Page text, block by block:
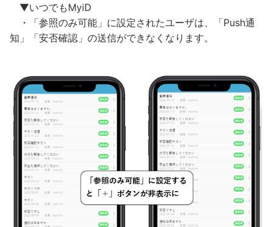
▼いつでもMyiD
・「参照のみ可能」に設定されたユーザは、「Push通
知」「安否確認」の送信ができなくなります。